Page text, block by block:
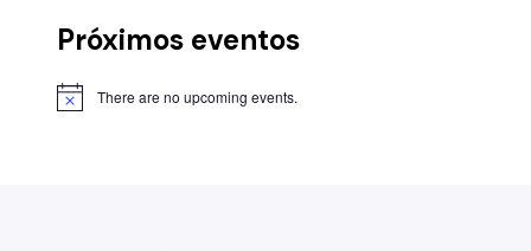
Próximos eventos
There are no upcoming events.